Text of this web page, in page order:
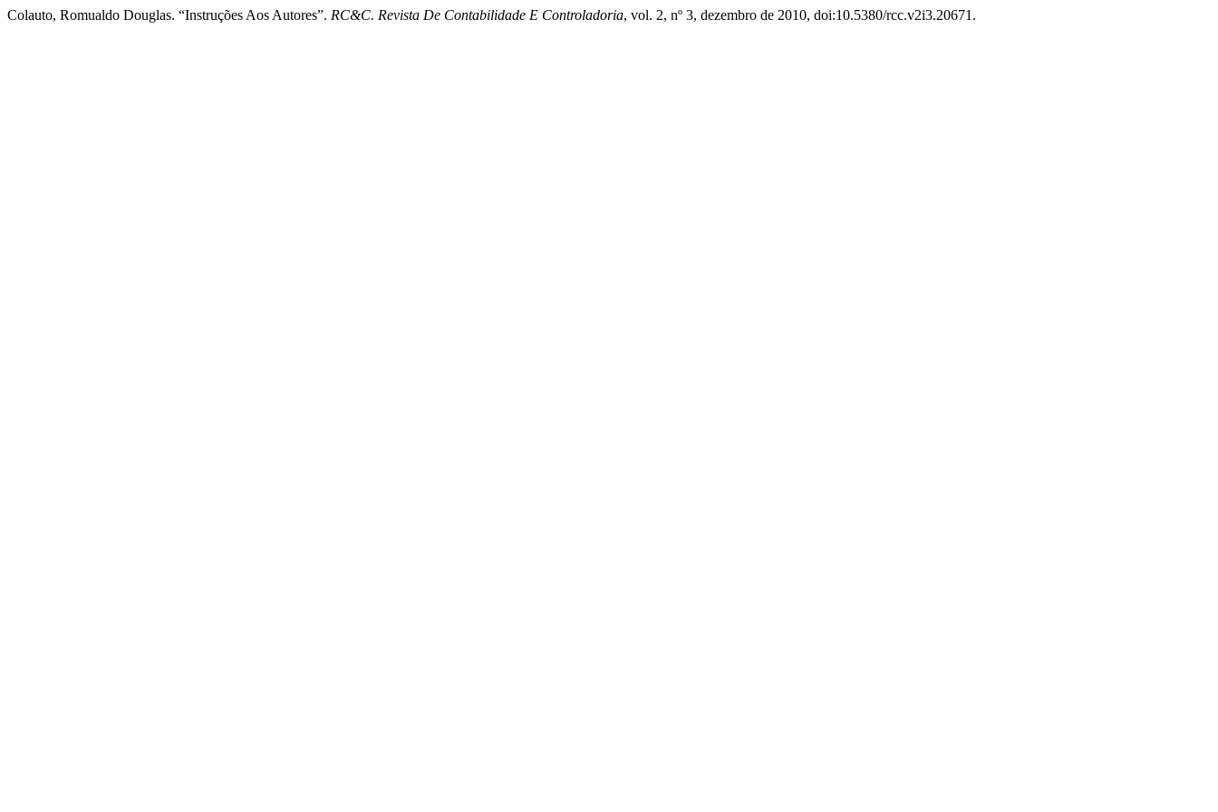
Colauto, Romualdo Douglas. “Instruções Aos Autores”. RC&C. Revista De Contabilidade E Controladoria, vol. 2, nº 3, dezembro de 2010, doi:10.5380/rcc.v2i3.20671.